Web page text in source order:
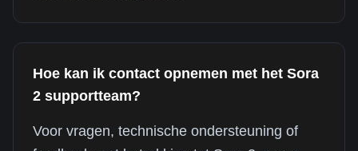
Hoe kan ik contact opnemen met het Sora
2 supportteam?
Voor vragen, technische ondersteuning of